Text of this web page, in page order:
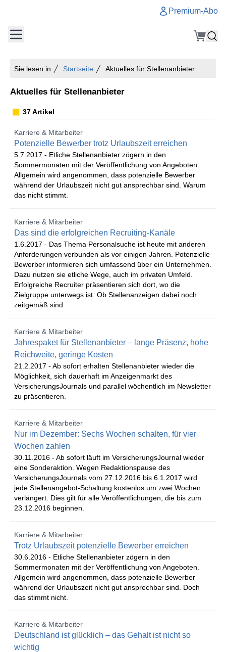
Premium-Abo
Sie lesen in Startseite Aktuelles für Stellenanbieter
Aktuelles für Stellenanbieter
37 Artikel
Karriere & Mitarbeiter
Potenzielle Bewerber trotz Urlaubszeit erreichen
5.7.2017 - Etliche Stellenanbieter zögern in den
Sommermonaten mit der Veröffentlichung von Angeboten.
Allgemein wird angenommen, dass potenzielle Bewerber
während der Urlaubszeit nicht gut ansprechbar sind. Warum
das nicht stimmt.
Karriere & Mitarbeiter
Das sind die erfolgreichen Recruiting-Kanäle
1.6.2017 - Das Thema Personalsuche ist heute mit anderen
Anforderungen verbunden als vor einigen Jahren. Potenzielle
Bewerber informieren sich umfassend über ein Unternehmen.
Dazu nutzen sie etliche Wege, auch im privaten Umfeld.
Erfolgreiche Recruiter präsentieren sich dort, wo die
Zielgruppe unterwegs ist. Ob Stellenanzeigen dabei noch
zeitgemäß sind.
Karriere & Mitarbeiter
Jahrespaket für Stellenanbieter – lange Präsenz, hohe
Reichweite, geringe Kosten
21.2.2017 - Ab sofort erhalten Stellenanbieter wieder die
Möglichkeit, sich dauerhaft im Anzeigenmarkt des
VersicherungsJournals und parallel wöchentlich im Newsletter
zu präsentieren.
Karriere & Mitarbeiter
Nur im Dezember: Sechs Wochen schalten, für vier
Wochen zahlen
30.11.2016 - Ab sofort läuft im VersicherungsJournal wieder
eine Sonderaktion. Wegen Redaktionspause des
VersicherungsJournals vom 27.12.2016 bis 6.1.2017 wird
jede Stellenangebot-Schaltung kostenlos um zwei Wochen
verlängert. Dies gilt für alle Veröffentlichungen, die bis zum
23.12.2016 beginnen.
Karriere & Mitarbeiter
Trotz Urlaubszeit potenzielle Bewerber erreichen
30.6.2016 - Etliche Stellenanbieter zögern in den
Sommermonaten mit der Veröffentlichung von Angeboten.
Allgemein wird angenommen, dass potenzielle Bewerber
während der Urlaubszeit nicht gut ansprechbar sind. Doch
das stimmt nicht.
Karriere & Mitarbeiter
Deutschland ist glücklich – das Gehalt ist nicht so
wichtig